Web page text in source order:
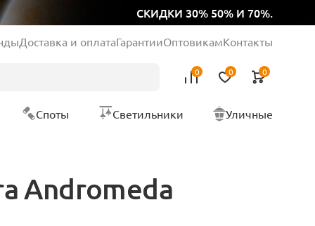
СКИДКИ 30% 50% И 70%.
Доставка и оплатаГарантииОптовикамКонтакты
0 0 0
Споты Светильники Уличные
Andromeda